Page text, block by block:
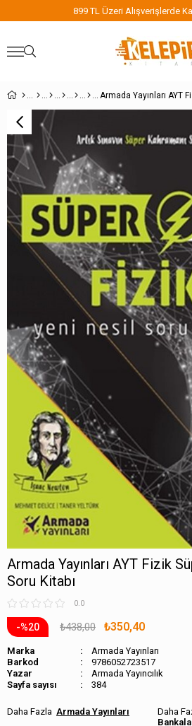
899 TL Üzeri Alışverişlerde
Armada Yayınları AYT
Armada Yayınları AYT Fizik
Soru Kitabı
0.0
20 ₺438,00 ₺350,40
Marka
Armada Yayınları
Barkod
9786052723517
Armada Yayıncılık
Sayfa sayısı
384
Armada Yayınları